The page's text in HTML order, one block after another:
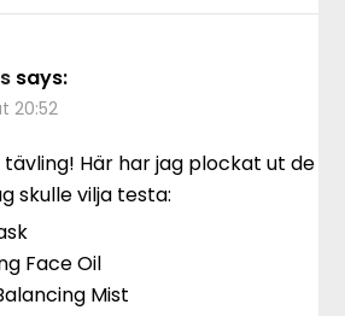
says:
20:52
tävling! Här har jag plockat ut de
skulle vilja testa:
Face Oil
Mist